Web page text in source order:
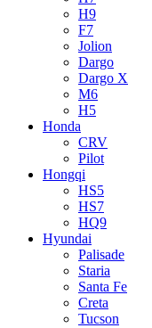
H9
F7
Jolion
Dargo
Dargo X
M6
H5
Honda
CRV
Pilot
Hongqi
HS5
HS7
HQ9
Hyundai
Palisade
Staria
Santa Fe
Creta
Tucson